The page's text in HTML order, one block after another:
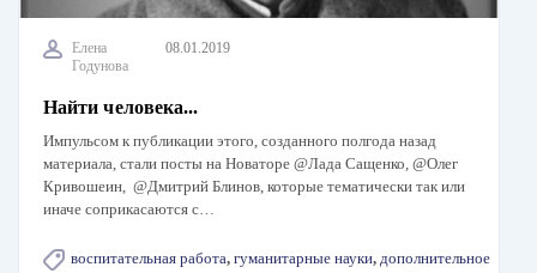
Елена
Годунова
08.01.2019
Найти человека...
Импульсом к публикации этого, созданного полгода назад
материала, стали посты на Новаторе @Лада Сащенко, @Олег
Кривошеин, @Дмитрий Блинов, которые тематически так или
иначе соприкасаются с…
воспитательная работа, гуманитарные науки, дополнительное